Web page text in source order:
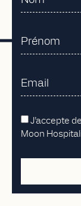
J’accepte
Moon